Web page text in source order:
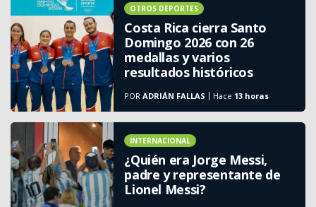
OTROS DEPORTES
Costa Rica cierra Santo
Domingo 2026 con 26
medallas y varios
resultados históricos
Hace 13 horas
PORADRIÁN FALLAS
INTERNACIONAL
¿Quién era Jorge Messi,
padre y representante de
Lionel Messi?